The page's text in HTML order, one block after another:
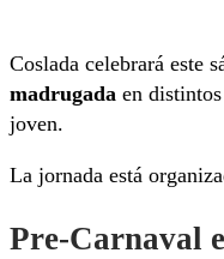
Coslada celebrará este
madrugada en
joven.
La jornada está
Pre-Carnaval